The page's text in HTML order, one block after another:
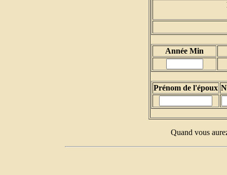
Année Min
Prénom de l'époux
Quand vous